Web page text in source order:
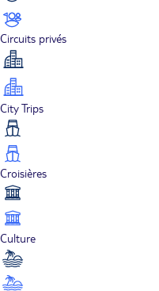
Circuits privés
City Trips
Croisières
Culture